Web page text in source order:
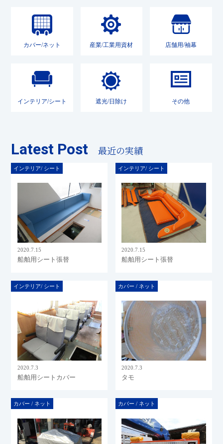
カバー/ネット 産業/工業用資材 店舗用/袖幕
インテリア/シート 遮光/日除け その他
Latest Post 最近の実績
インテリア/ シート
2020.7.15
船舶用シート張替
インテリア/ シート
2020.7.15
船舶用シート張替
インテリア/ シート
2020.7.3
船舶用シートカバー
カバー / ネット
2020.7.3
タモ
カバー / ネット カバー / ネット